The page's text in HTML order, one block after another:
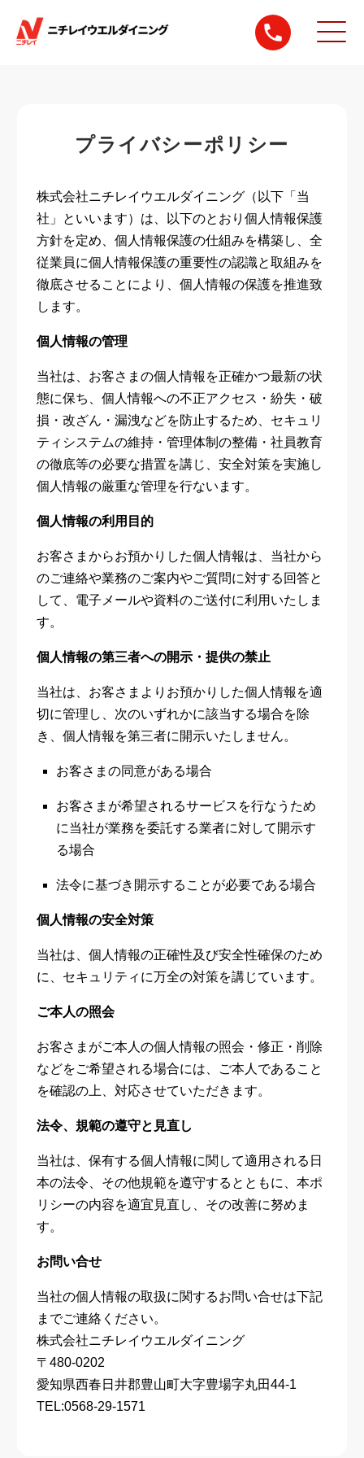
プライバシーポリシー
株式会社ニチレイウエルダイニング（以下「当
社」といいます）は、以下のとおり個人情報保護
方針を定め、個人情報保護の仕組みを構築し、全
従業員に個人情報保護の重要性の認識と取組みを
徹底させることにより、個人情報の保護を推進致
します。
個人情報の管理
当社は、お客さまの個人情報を正確かつ最新の状
態に保ち、個人情報への不正アクセス・紛失・破
損・改ざん・漏洩などを防止するため、セキュリ
ティシステムの維持・管理体制の整備・社員教育
の徹底等の必要な措置を講じ、安全対策を実施し
個人情報の厳重な管理を行ないます。
個人情報の利用目的
お客さまからお預かりした個人情報は、当社から
のご連絡や業務のご案内やご質問に対する回答と
して、電子メールや資料のご送付に利用いたしま
す。
個人情報の第三者への開示・提供の禁止
当社は、お客さまよりお預かりした個人情報を適
切に管理し、次のいずれかに該当する場合を除
き、個人情報を第三者に開示いたしません。
お客さまの同意がある場合
お客さまが希望されるサービスを行なうため
に当社が業務を委託する業者に対して開示す
る場合
法令に基づき開示することが必要である場合
個人情報の安全対策
当社は、個人情報の正確性及び安全性確保のため
に、セキュリティに万全の対策を講じています。
ご本人の照会
お客さまがご本人の個人情報の照会・修正・削除
などをご希望される場合には、ご本人であること
を確認の上、対応させていただきます。
法令、規範の遵守と見直し
当社は、保有する個人情報に関して適用される日
本の法令、その他規範を遵守するとともに、本ポ
リシーの内容を適宜見直し、その改善に努めま
す。
お問い合せ
当社の個人情報の取扱に関するお問い合せは下記
までご連絡ください。
株式会社ニチレイウエルダイニング
〒480-0202
愛知県西春日井郡豊山町大字豊場字丸田44-1
TEL:0568-29-1571